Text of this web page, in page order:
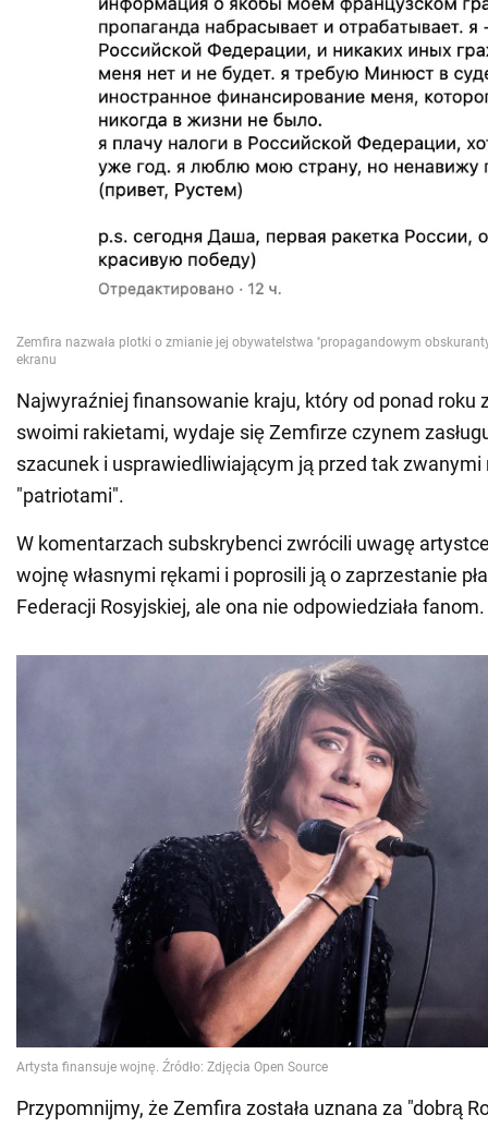
Najwyraźniej finansowanie kraju, który od ponad roku
swoimi rakietami, wydaje się Zemfirze czynem
szacunek i usprawiedliwiającym ją przed tak zwanymi
"patriotami".
W komentarzach subskrybenci zwrócili uwagę
wojnę własnymi rękami i poprosili ją o zaprzestanie
Federacji Rosyjskiej, ale ona nie odpowiedziała fanom.
Przypomnijmy, że Zemfira została uznana za "dobrą